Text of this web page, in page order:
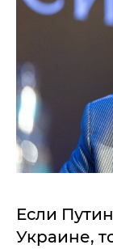
Если
Украине,